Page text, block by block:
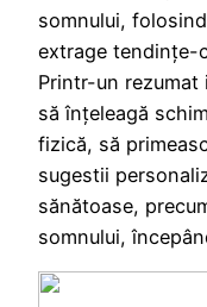
somnului,
extrage tendințe-
Printr-un
să înțeleagă
fizică, să
sugestii
sănătoase,
somnului,